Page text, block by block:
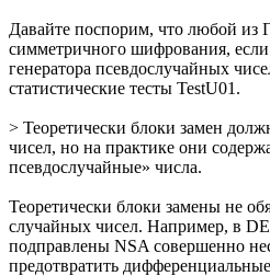
Давайте поспорим, что любой из
симметричного шифрования, если
генератора псевдослучайных
статистические тесты TestU01.
> Теоретически блоки замен
чисел, но на практике они
псевдослучайные» числа.
Теоретически блоки замены не
случайных чисел. Например, в
подправлены NSA совершенно
предотвратить